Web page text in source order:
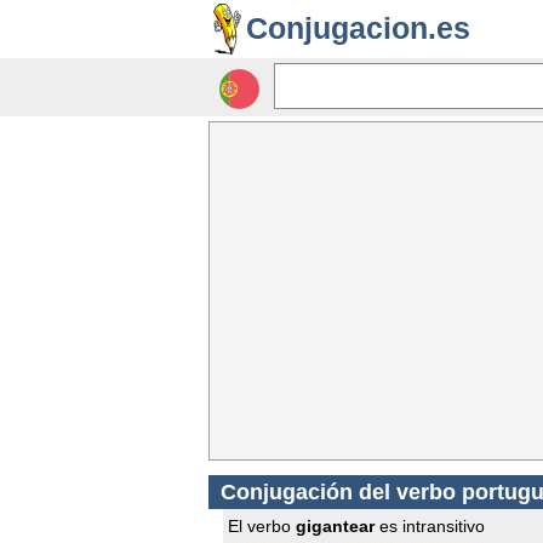
Conjugacion.es
Conjugación del verbo
El verbo giganteares intransitivo